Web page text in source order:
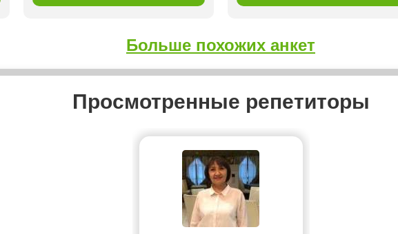
Больше похожих анкет
Просмотренные репетиторы